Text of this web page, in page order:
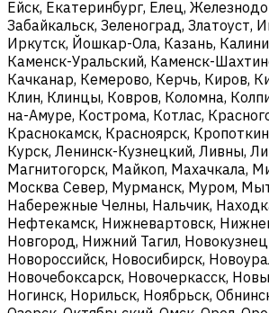
Ейск, Екатеринбург, Елец,
Забайкальск, Зеленоград, Златоуст,
Иркутск, Йошкар-Ола, Казань,
Каменск-Уральский, Каменск-
Качканар, Кемерово, Керчь, Киров,
Клин, Клинцы, Ковров, Коломна,
на-Амуре, Кострома, Котлас,
Краснокамск, Красноярск,
Курск, Ленинск-Кузнецкий, Ливны,
Магнитогорск, Майкоп, Махачкала,
Москва Север, Мурманск, Муром,
Набережные Челны, Нальчик,
Нефтекамск, Нижневартовск,
Новгород, Нижний Тагил,
Новороссийск, Новосибирск,
Новочебоксарск, Новочеркасск,
Ногинск, Норильск, Ноябрьск,